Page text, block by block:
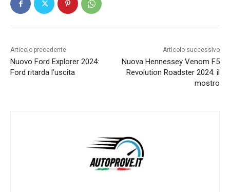
Articolo precedente
Nuovo Ford Explorer 2024:
Ford ritarda l’uscita
Articolo successivo
Nuova Hennessey Venom F5
Revolution Roadster 2024: il
mostro